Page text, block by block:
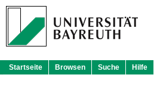
Startseite Browsen Suche Hilfe